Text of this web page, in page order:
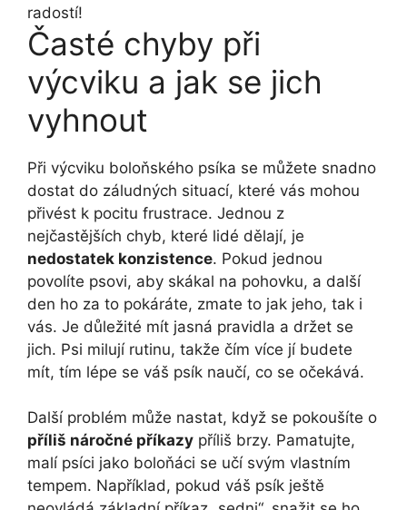
radostí!
Časté chyby při
výcviku a jak se jich
vyhnout
Při výcviku boloňského psíka se můžete snadno
dostat do záludných situací, které vás mohou
přivést k pocitu frustrace. Jednou z
nejčastějších chyb, které lidé dělají, je
nedostatek konzistence. Pokud jednou
povolíte psovi, aby skákal na pohovku, a další
den ho za to pokáráte, zmate to jak jeho, tak i
vás. Je důležité mít jasná pravidla a držet se
jich. Psi milují rutinu, takže čím více jí budete
mít, tím lépe se váš psík naučí, co se očekává.
Další problém může nastat, když se pokoušíte o
příliš náročné příkazy příliš brzy. Pamatujte,
malí psíci jako boloňáci se učí svým vlastním
tempem. Například, pokud váš psík ještě